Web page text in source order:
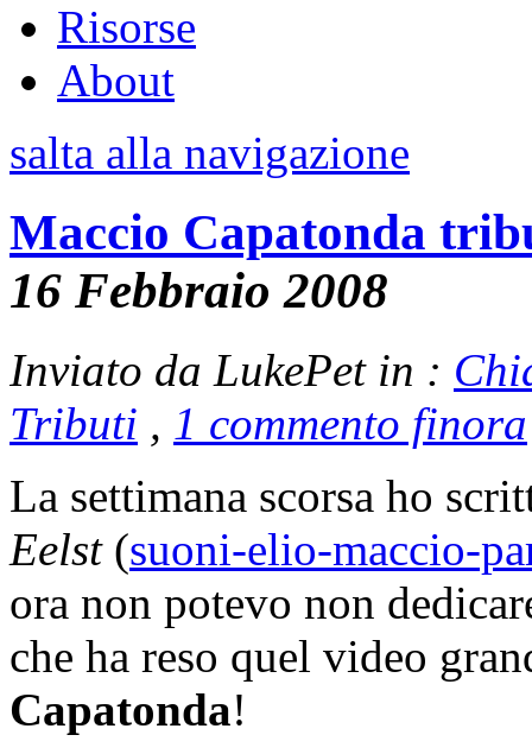
Risorse
About
salta alla navigazione
Maccio Capatonda
16 Febbraio 2008
Inviato da LukePet in :
Tributi , 1 commento finora
La settimana scorsa ho
Eelst(suoni-elio-maccio-
ora non potevo non
che ha reso quel video
Capatonda!